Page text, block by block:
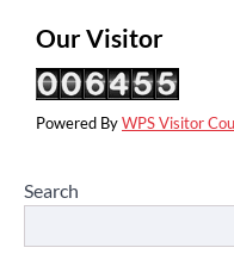
Our Visitor
Powered ByWPS Visitor
Search